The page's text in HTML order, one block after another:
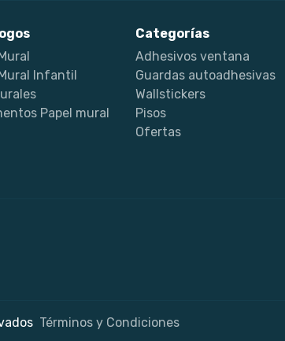
Infantil
Papel mural
Categorías
Adhesivos ventana
Guardas autoadhesivas
Wallstickers
Pisos
Ofertas
Términos y Condiciones